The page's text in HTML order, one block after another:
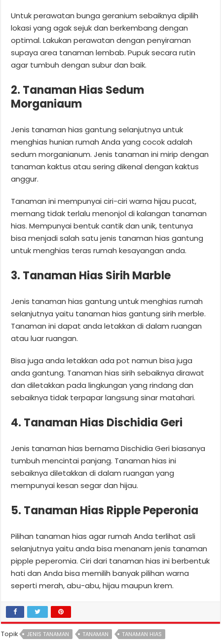
Untuk perawatan bunga geranium sebaiknya dipilih
lokasi yang agak sejuk dan berkembang dengan
optimal. Lakukan perawatan dengan penyiraman
supaya area tanaman lembab. Pupuk secara rutin
agar tumbuh dengan subur dan baik.
2. Tanaman Hias Sedum
Morganiaum
Jenis tanaman hias gantung selanjutnya untuk
menghias hunian rumah Anda yang cocok adalah
sedum morganianum. Jenis tanaman ini mirip dengan
tanaman kaktus atau sering dikenal dengan kaktus
anggur.
Tanaman ini mempunyai ciri-ciri warna hijau pucat,
memang tidak terlalu menonjol di kalangan tanaman
hias. Mempunyai bentuk cantik dan unik, tentunya
bisa menjadi salah satu jenis tanaman hias gantung
untuk menghias teras rumah kesayangan anda.
3. Tanaman Hias Sirih Marble
Jenis tanaman hias gantung untuk menghias rumah
selanjutnya yaitu tanaman hias gantung sirih merble.
Tanaman ini dapat anda letakkan di dalam ruangan
atau luar ruangan.
Bisa juga anda letakkan ada pot namun bisa juga
anda gantung. Tanaman hias sirih sebaiknya dirawat
dan diletakkan pada lingkungan yang rindang dan
sebaiknya tidak terpapar langsung sinar matahari.
4. Tanaman Hias Dischidia Geri
Jenis tanaman hias bernama Dischidia Geri biasanya
tumbuh mencintai panjang. Tanaman hias ini
sebaiknya diletakkan di dalam ruangan yang
mempunyai kesan segar dan hijau.
5. Tanaman Hias Ripple Peperonia
Pilihan tanaman hias agar rumah Anda terlihat asli
selanjutnya yaitu anda bisa menanam jenis tanaman
pipple peperomia. Ciri dari tanaman hias ini berbentuk
hati dan Anda bisa memilih banyak pilihan warna
seperti merah, abu-abu, hijau maupun krem.
Topik JENIS TANAMAN TANAMAN TANAMAN HIAS